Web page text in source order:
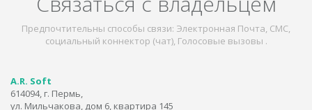
Предпочтительны способы связи: Электронная Почта, СМС,
социальный коннектор (чат), Голосовые вызовы .
A.R. Soft
614094, г. Пермь,
ул. Мильчакова, дом 6, квартира 145